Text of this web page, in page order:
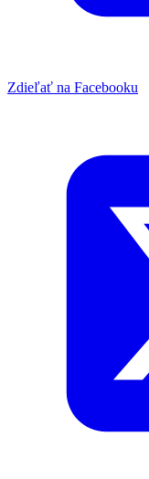
Zdieľať na Facebooku